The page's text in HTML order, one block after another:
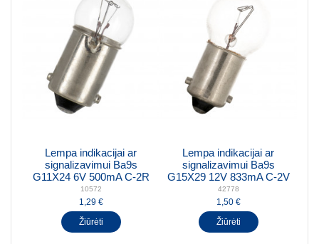
Lempa indikacijai ar
signalizavimui Ba9s
G11X24 6V 500mA C-2R
10572
1,29 €
Žiūrėti
Lempa indikacijai ar
signalizavimui Ba9s
G15X29 12V 833mA C-2V
42778
1,50 €
Žiūrėti